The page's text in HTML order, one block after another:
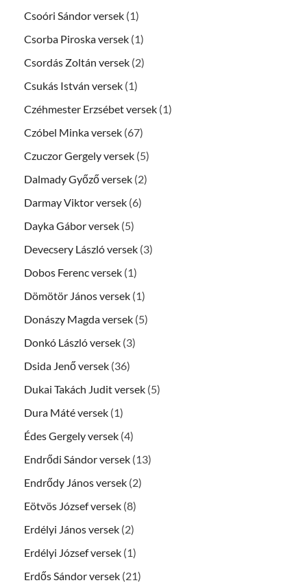
Csoóri Sándor versek (1)
Csorba Piroska versek (1)
Csordás Zoltán versek (2)
Csukás István versek (1)
Czéhmester Erzsébet versek (1)
Czóbel Minka versek (67)
Czuczor Gergely versek (5)
Dalmady Győző versek (2)
Darmay Viktor versek (6)
Dayka Gábor versek (5)
Devecsery László versek (3)
Dobos Ferenc versek (1)
Dömötör János versek (1)
Donászy Magda versek (5)
Donkó László versek (3)
Dsida Jenő versek (36)
Dukai Takách Judit versek (5)
Dura Máté versek (1)
Édes Gergely versek (4)
Endrődi Sándor versek (13)
Endrődy János versek (2)
Eötvös József versek (8)
Erdélyi János versek (2)
Erdélyi József versek (1)
Erdős Sándor versek (21)